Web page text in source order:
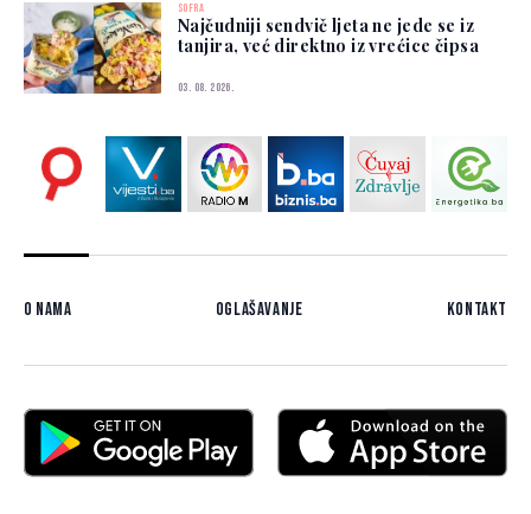
SOFRA
Najčudniji sendvič ljeta ne jede se iz
tanjira, već direktno iz vrećice čipsa
03. 08. 2026.
O nama Oglašavanje Kontakt